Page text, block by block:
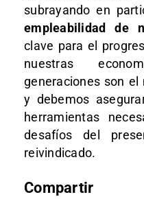
subrayando en
empleabilidad de
clave para el
nuestras
generaciones son
y debemos
herramientas
desafíos del
reivindicado.
Compartir